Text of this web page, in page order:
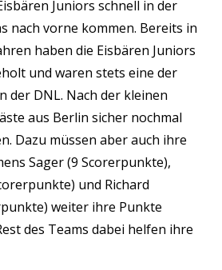
Juniors schnell in der
nach vorne kommen. Bereits in
haben die Eisbären Juniors
und waren stets eine der
der DNL. Nach der kleinen
aus Berlin sicher nochmal
Dazu müssen aber auch ihre
Sager (9 Scorerpunkte),
und Richard
weiter ihre Punkte
des Teams dabei helfen ihre